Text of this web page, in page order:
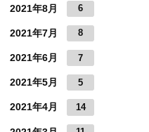
2021年8月 6
2021年7月 8
2021年6月 7
2021年5月 5
2021年4月 14